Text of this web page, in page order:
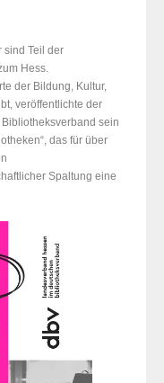
sind Teil der
Hess.
der Bildung, Kultur,
veröffentlichte der
sein
das für über
Spaltung eine